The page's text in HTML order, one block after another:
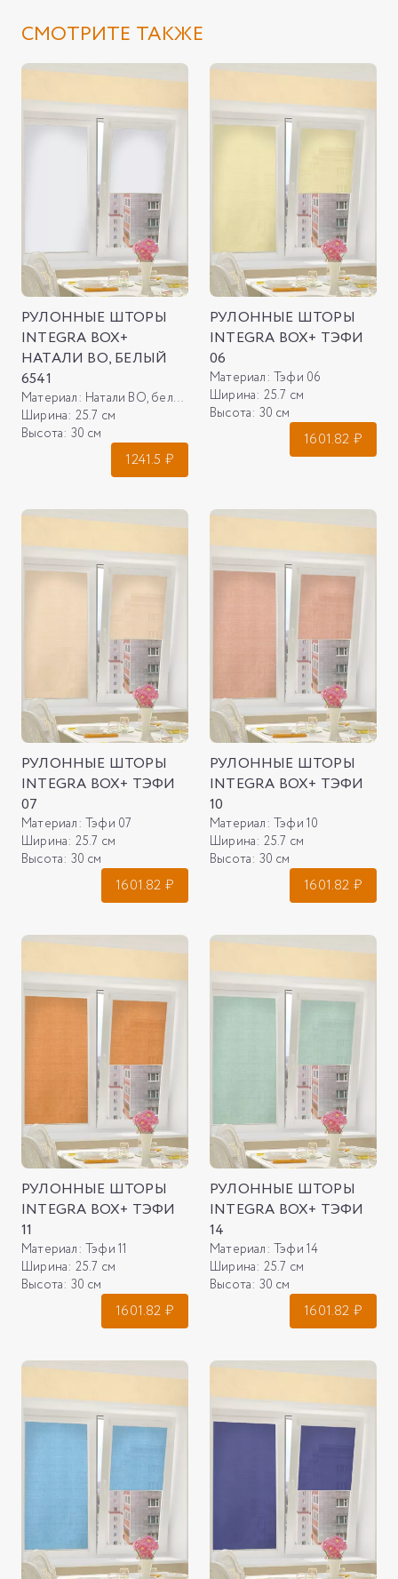
СМОТРИТЕ ТАКЖЕ
РУЛОННЫЕ ШТОРЫ
INTEGRA BOX+
НАТАЛИ ВО, БЕЛЫЙ
6541
Материал: Натали ВО, белый 6541
Ширина: 25.7 см
Высота: 30 см
1241.5 ₽
РУЛОННЫЕ ШТОРЫ
INTEGRA BOX+ ТЭФИ
06
Материал: Тэфи 06
Ширина: 25.7 см
Высота: 30 см
1601.82 ₽
РУЛОННЫЕ ШТОРЫ
INTEGRA BOX+ ТЭФИ
07
Материал: Тэфи 07
Ширина: 25.7 см
Высота: 30 см
1601.82 ₽
РУЛОННЫЕ ШТОРЫ
INTEGRA BOX+ ТЭФИ
10
Материал: Тэфи 10
Ширина: 25.7 см
Высота: 30 см
1601.82 ₽
РУЛОННЫЕ ШТОРЫ
INTEGRA BOX+ ТЭФИ
11
Материал: Тэфи 11
Ширина: 25.7 см
Высота: 30 см
1601.82 ₽
РУЛОННЫЕ ШТОРЫ
INTEGRA BOX+ ТЭФИ
14
Материал: Тэфи 14
Ширина: 25.7 см
Высота: 30 см
1601.82 ₽